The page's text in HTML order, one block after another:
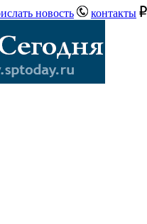
новость контакты